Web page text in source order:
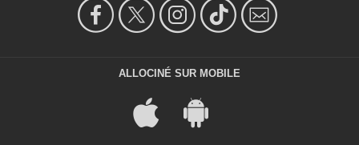
ALLOCINÉ SUR MOBILE